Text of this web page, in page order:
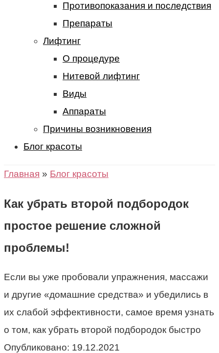
Противопоказания и последствия
Препараты
Лифтинг
О процедуре
Нитевой лифтинг
Виды
Аппараты
Причины возникновения
Блог красоты
Главная » Блог красоты
Как убрать второй подбородок
простое решение сложной
проблемы!
Если вы уже пробовали упражнения, массажи
и другие «домашние средства» и убедились в
их слабой эффективности, самое время узнать
о том, как убрать второй подбородок быстро
Опубликовано: 19.12.2021